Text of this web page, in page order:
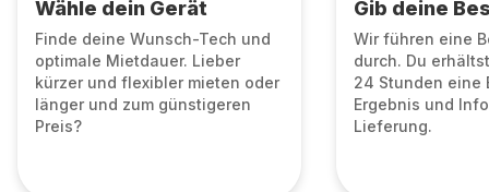
Wähle dein Gerät
Finde deine Wunsch-Tech und
optimale Mietdauer. Lieber
kürzer und flexibler mieten oder
länger und zum günstigeren
Preis?
Gib deine
Wir führen eine
durch. Du
24 Stunden eine
Ergebnis und
Lieferung.